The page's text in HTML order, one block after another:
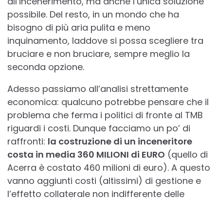
possibile. Del resto, in un mondo che ha
bisogno di più aria pulita e meno
inquinamento, laddove si possa scegliere tra
bruciare e non bruciare, sempre meglio la
seconda opzione.
Adesso passiamo all’analisi strettamente
economica: qualcuno potrebbe pensare che il
problema che ferma i politici di fronte al TMB
riguardi i costi. Dunque facciamo un po’ di
raffronti: la costruzione di un inceneritore
costa in media 360 MILIONI di EURO (quello di
Acerra è costato 460 milioni di euro). A questo
vanno aggiunti costi (altissimi) di gestione e
l’effetto collaterale non indifferente delle